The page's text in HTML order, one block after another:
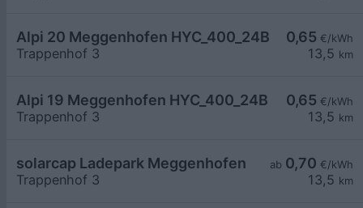
0,65 €/kWh
13,5 km
Alpi 20 Meggenhofen HYC_400_24BZ0434D
Trappenhof 3
0,65 €/kWh
13,5 km
Alpi 19 Meggenhofen HYC_400_24BZ0427D
Trappenhof 3
ab 0,70 €/kWh
13,5 km
solarcap Ladepark Meggenhofen
Trappenhof 3